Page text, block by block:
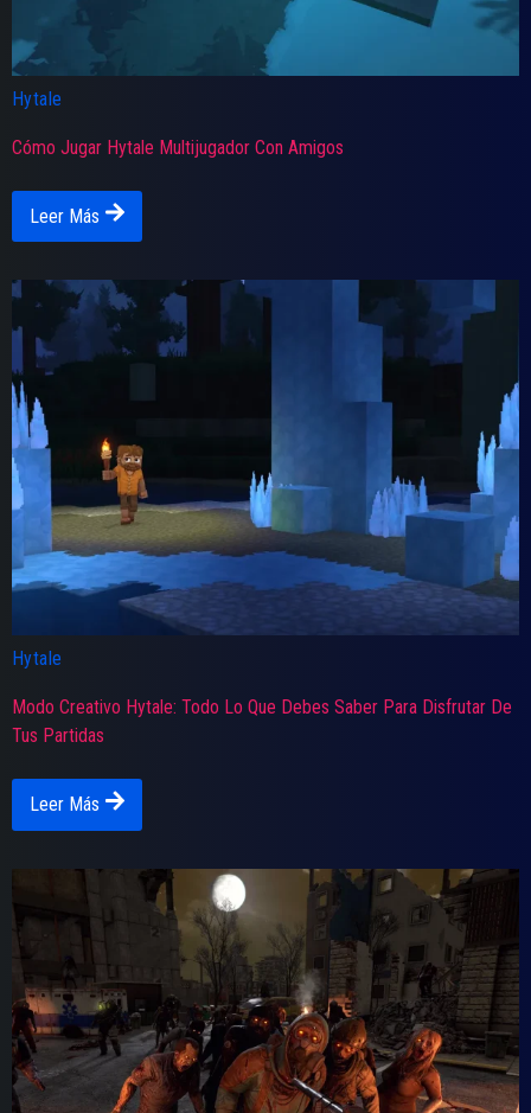
Hytale
Cómo Jugar Hytale Multijugador Con Amigos
Leer Más
Hytale
Modo Creativo Hytale: Todo Lo Que Debes Saber Para Disfrutar De
Tus Partidas
Leer Más